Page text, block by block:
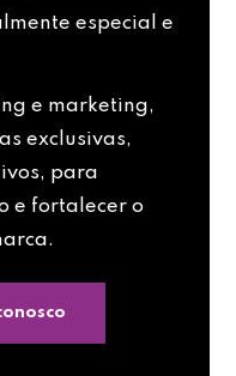
especial e
e marketing,
exclusivas,
para
e fortalecer o